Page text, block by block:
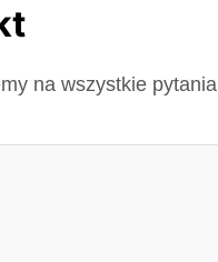
na wszystkie